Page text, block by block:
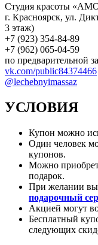
Студия красоты
г. Красноярск, ул.
3 этаж)
+7 (923) 354-84-89
+7 (962) 065-04-59
по предварительной
vk.com/public84374466
@lechebnyimassaz
УСЛОВИЯ
Купон можно
Один человек
купонов.
Можно
подарок.
При желании вы
подарочный
Акцией могут
Бесплатный
следующих